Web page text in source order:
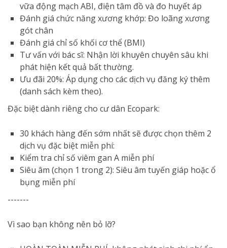
vữa động mạch ABI, điện tâm đồ và đo huyết áp
Đánh giá chức năng xương khớp: Đo loãng xương
gót chân
Đánh giá chỉ số khối cơ thể (BMI)
Tư vấn với bác sĩ: Nhận lời khuyên chuyên sâu khi
phát hiện kết quả bất thường.
Ưu đãi 20%: Áp dụng cho các dịch vụ đăng ký thêm
(danh sách kèm theo).
Đặc biệt dành riêng cho cư dân Ecopark:
30 khách hàng đến sớm nhất sẽ được chọn thêm 2
dịch vụ đặc biệt miễn phí:
Kiểm tra chỉ số viêm gan A miễn phí
Siêu âm (chọn 1 trong 2): Siêu âm tuyến giáp hoặc ổ
bụng miễn phí
-------
Vì sao bạn không nên bỏ lỡ?